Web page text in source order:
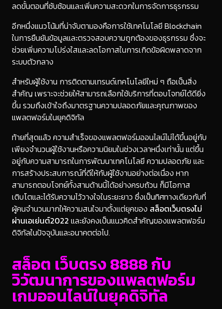
ลดขั้นตอนที่ซับซ้อนและเพิ่มความสะดวกในการจัดการธุรกรรม
อีกหนึ่งแนวโน้มที่น่าจับตามองคือการใช้เทคโนโลยี Blockchain
ในการยืนยันข้อมูลและตรวจสอบความถูกต้องของธุรกรรม ซึ่งจะ
ช่วยเพิ่มความโปร่งใสและลดโอกาสในการเกิดข้อผิดพลาดจาก
ระบบตัวกลาง
สำหรับผู้ใช้งาน การติดตามเทรนด์เทคโนโลยีใหม่ ๆ ถือเป็นสิ่ง
สำคัญ เพราะจะช่วยให้สามารถเลือกใช้บริการที่ตอบโจทย์ได้ดียิ่ง
ขึ้น รวมถึงเข้าใจถึงมาตรฐานความปลอดภัยและคุณภาพของ
แพลตฟอร์มในยุคดิจิทัล
ท้ายที่สุดแล้ว ความสำเร็จของแพลตฟอร์มออนไลน์ไม่ได้ขึ้นอยู่กับ
เพียงจำนวนผู้ใช้งานหรือความนิยมในช่วงเวลาหนึ่งเท่านั้น แต่ขึ้น
อยู่กับความสามารถในการพัฒนาเทคโนโลยี ความปลอดภัย และ
การสร้างประสบการณ์ที่ดีให้กับผู้ใช้งานอย่างต่อเนื่อง หาก
สามารถตอบโจทย์ทั้งสามด้านนี้ได้อย่างครบถ้วน ก็มีโอกาส
เติบโตและได้รับความไว้วางใจในระยะยาว ซึ่งเป็นทิศทางเดียวกับที่
ผู้คนจำนวนมากให้ความสนใจมาตั้งแต่ยุคของ สล็อตเว็บตรงไม่
ผ่านเอเย่นต์2022 และยังคงเป็นแนวคิดสำคัญของแพลตฟอร์ม
ดิจิทัลในปัจจุบันและอนาคตต่อไป.
สล็อต เว็บตรง 8888 กับ
วิวัฒนาการของแพลตฟอร์ม
เกมออนไลน์ในยุคดิจิทัล